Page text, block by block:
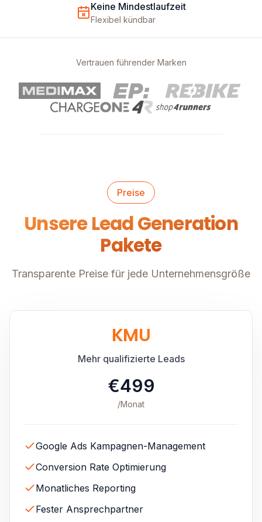
Keine Mindestlaufzeit
Flexibel kündbar
Vertrauen führender Marken
Preise
Unsere Lead Generation
Pakete
Transparente Preise für jede Unternehmensgröße
KMU
Mehr qualifizierte Leads
€499
/Monat
Google Ads Kampagnen-Management
Conversion Rate Optimierung
Monatliches Reporting
Fester Ansprechpartner